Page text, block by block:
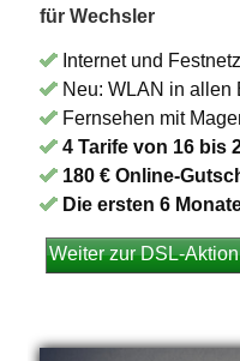
für Wechsler
Internet und
Neu: WLAN in allen
Fernsehen mit
4 Tarife von 16 bis
180 € Online-
Die ersten 6
Weiter zur DSL-